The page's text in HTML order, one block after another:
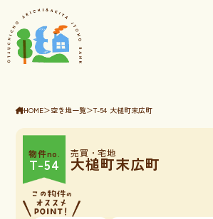
HOME＞空き地一覧＞T-54 大槌町末広町
物件no.
T-54
売買・宅地
大槌町末広町